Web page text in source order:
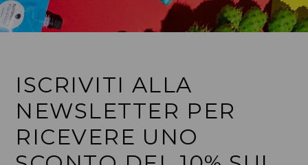
ISCRIVITI ALLA
NEWSLETTER PER
RICEVERE UNO